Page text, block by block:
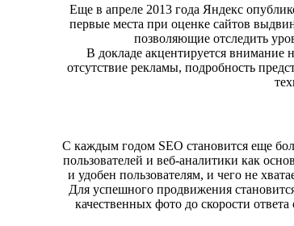
Еще в апреле 2013 года Яндекс
первые места при оценке сайтов
позволяющие отследить
В докладе акцентируется внимание
отсутствие рекламы, подробность
С каждым годом SEO становится еще
пользователей и веб-аналитики как
и удобен пользователям, и чего не
Для успешного продвижения
качественных фото до скорости